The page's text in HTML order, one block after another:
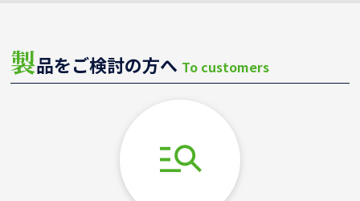
製品をご検討の方へ To customers